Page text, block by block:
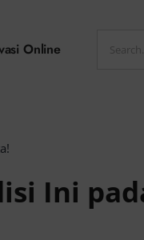
Online
for:
Ini